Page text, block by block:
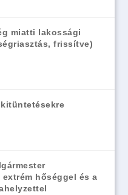
miatti lakossági
frissítve)
hőséggel és a